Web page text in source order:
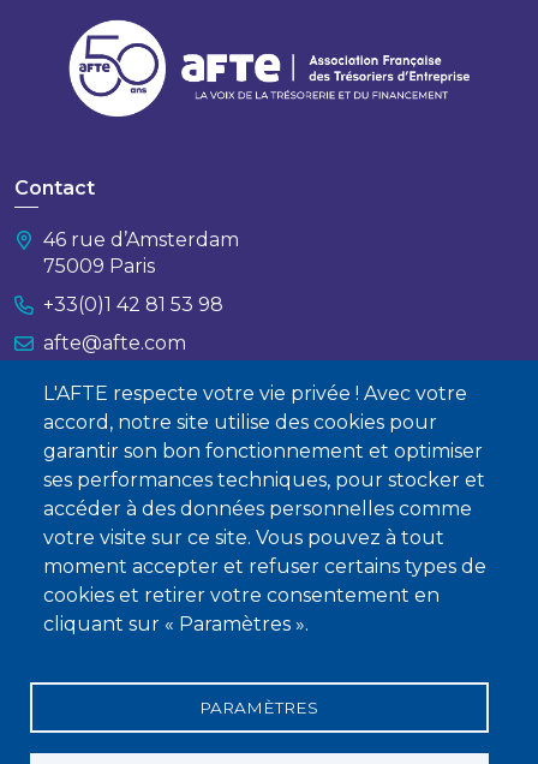
L'AFTE respecte votre vie privée ! Avec votre
accord, notre site utilise des cookies pour
garantir son bon fonctionnement et optimiser
ses performances techniques, pour stocker et
accéder à des données personnelles comme
votre visite sur ce site. Vous pouvez à tout
moment accepter et refuser certains types de
cookies et retirer votre consentement en
cliquant sur « Paramètres ».
PARAMÈTRES
Contact
46 rue d’Amsterdam
75009 Paris
+33(0)1 42 81 53 98
afte@afte.com
Nous contacter
À propos
Qui sommes-nous ?
Devenir membre
Mentions légales
Conditions générales de vente